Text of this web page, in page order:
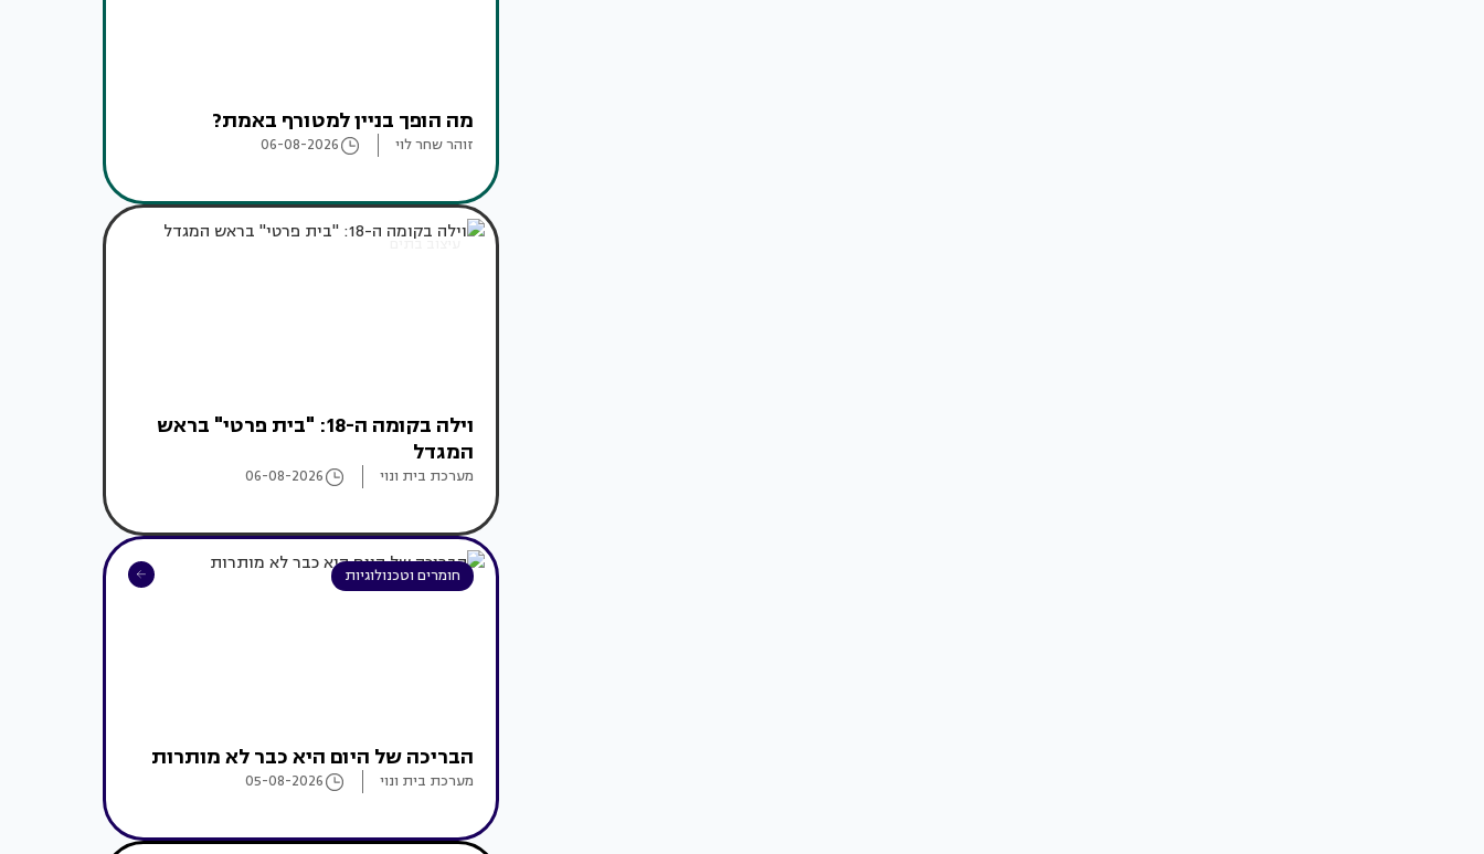
מה הופך בניין למטורף באמת?
זוהר שחר לוי 06-08-2026
עיצוב בתים
וילה בקומה ה-18: "בית פרטי" בראש
המגדל
מערכת בית ונוי 06-08-2026
חומרים וטכנולוגיות
הבריכה של היום היא כבר לא מותרות
מערכת בית ונוי 05-08-2026